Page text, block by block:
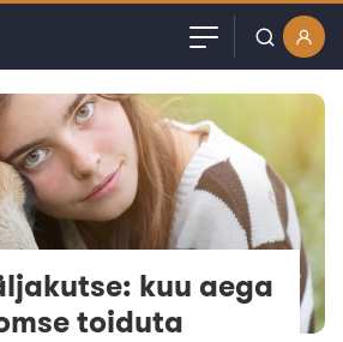
Kasutajanimi või email
Parool
Jäta mind meelde
kuu aega
toiduta